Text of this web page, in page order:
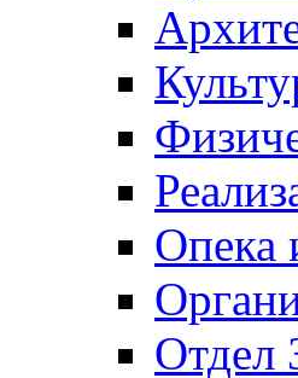
Опека
Отдел